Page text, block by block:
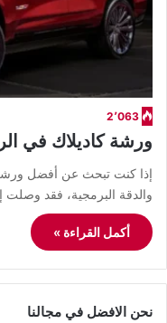
2٬063
ورشة كاديلاك في
​إذا كنت تبحث عن أفضل
والدقة البرمجية، فقد
أكمل القراءة »
نحن الافضل في مجالنا